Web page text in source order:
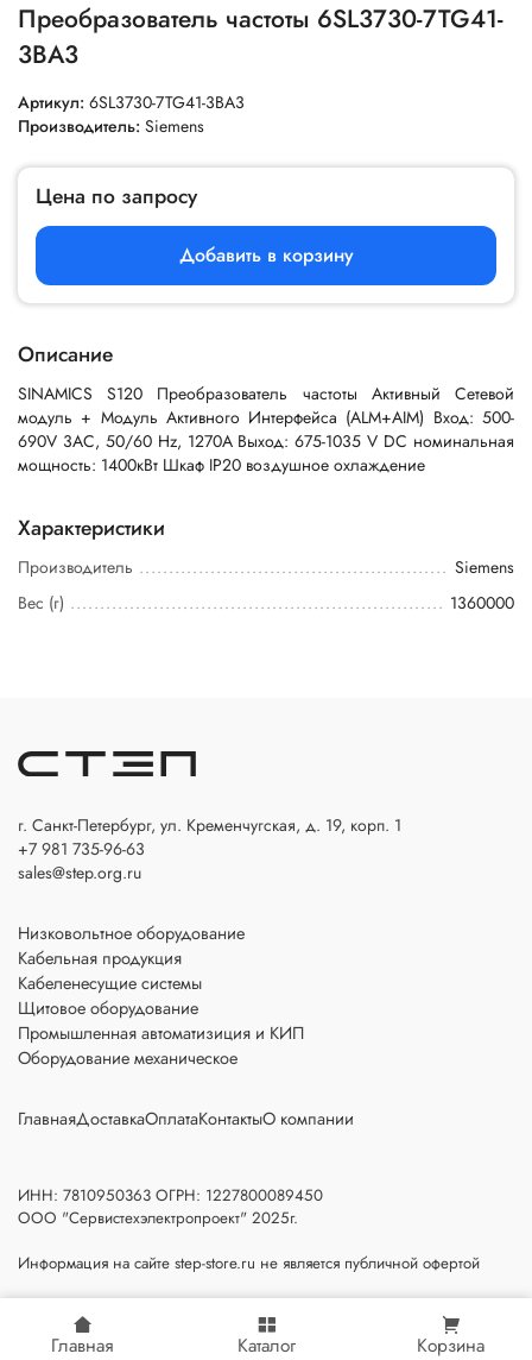
Главная Каталог Корзина
Преобразователь частоты 6SL3730-7TG41-
3BA3
Артикул: 6SL3730-7TG41-3BA3
Производитель: Siemens
Цена по запросу
Добавить в корзину
Описание
SINAMICS S120 Преобразователь частоты Активный Сетевой
модуль + Модуль Активного Интерфейса (ALM+AIM) Вход: 500-
690V 3AC, 50/60 Hz, 1270A Выход: 675-1035 V DC номинальная
мощность: 1400кВт Шкаф IP20 воздушное охлаждение
Характеристики
Производитель
Siemens
Вес (г)
1360000
г. Санкт-Петербург, ул. Кременчугская, д. 19, корп. 1
+7 981 735-96-63
sales@step.org.ru
ГлавнаяДоставкаОплатаКонтактыО компании
Низковольтное оборудование
Кабельная продукция
Кабеленесущие системы
Щитовое оборудование
Промышленная автоматизиция и КИП
Оборудование механическое
ИНН: 7810950363 ОГРН: 1227800089450
ООО "Сервистехэлектропроект" 2025г.
Информация на сайте step-store.ru не является публичной офертой